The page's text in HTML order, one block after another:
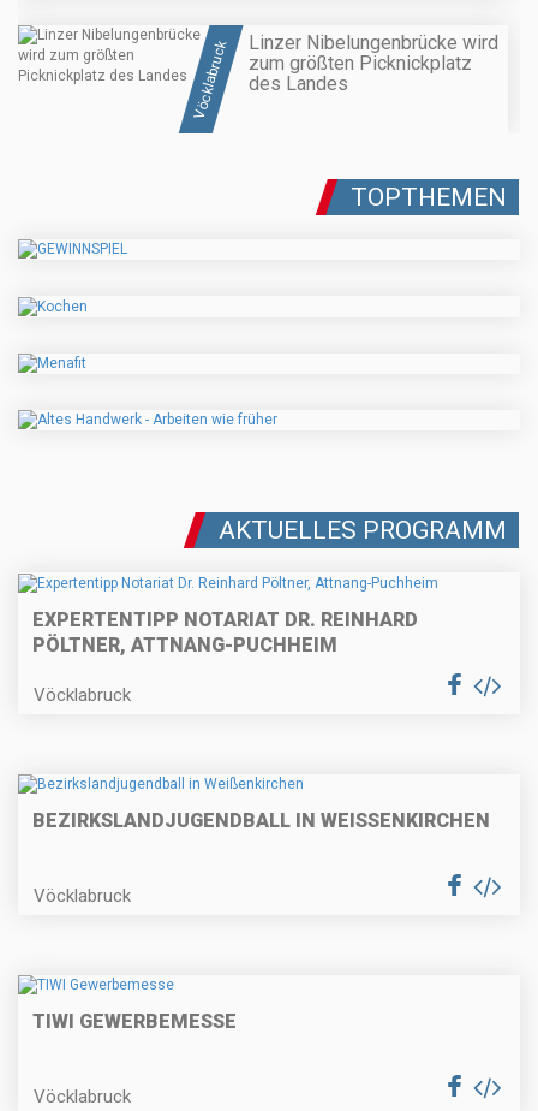
Vöcklabruck
Linzer Nibelungenbrücke wird
zum größten Picknickplatz
des Landes
TOPTHEMEN
AKTUELLES PROGRAMM
EXPERTENTIPP NOTARIAT DR. REINHARD
PÖLTNER, ATTNANG-PUCHHEIM
Vöcklabruck
BEZIRKSLANDJUGENDBALL IN WEISSENKIRCHEN
Vöcklabruck
TIWI GEWERBEMESSE
Vöcklabruck